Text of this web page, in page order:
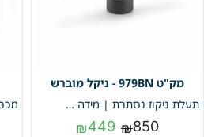
979BN - ניקל מוברש
תעלת ניקוז נסתרת | מידה 9/79 | דגם "LINEA" | ניקל מוברש | מק"ט 979BN
₪850
₪449